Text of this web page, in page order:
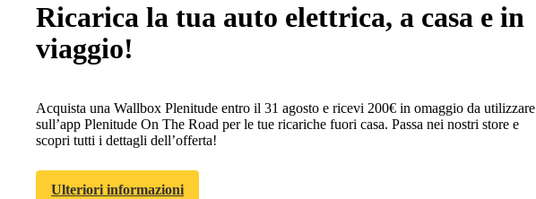
Ricarica la tua auto elettrica, a casa e in
viaggio!
Acquista una Wallbox Plenitude entro il 31 agosto e ricevi 200€ in omaggio da utilizzare
sull’app Plenitude On The Road per le tue ricariche fuori casa. Passa nei nostri store e
scopri tutti i dettagli dell’offerta!
Ulteriori informazioni